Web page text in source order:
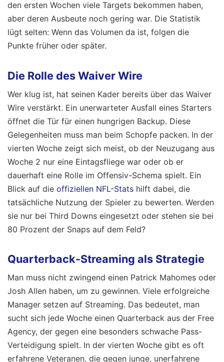
den ersten Wochen viele Targets bekommen haben,
aber deren Ausbeute noch gering war. Die Statistik
lügt selten: Wenn das Volumen da ist, folgen die
Punkte früher oder später.
Die Rolle des Waiver Wire
Wer klug ist, hat seinen Kader bereits über das Waiver
Wire verstärkt. Ein unerwarteter Ausfall eines Starters
öffnet die Tür für einen hungrigen Backup. Diese
Gelegenheiten muss man beim Schopfe packen. In der
vierten Woche zeigt sich meist, ob der Neuzugang aus
Woche 2 nur eine Eintagsfliege war oder ob er
dauerhaft eine Rolle im Offensiv-Schema spielt. Ein
Blick auf die offiziellen NFL-Stats hilft dabei, die
tatsächliche Nutzung der Spieler zu bewerten. Werden
sie nur bei Third Downs eingesetzt oder stehen sie bei
80 Prozent der Snaps auf dem Feld?
Quarterback-Streaming als Strategie
Man muss nicht zwingend einen Patrick Mahomes oder
Josh Allen haben, um zu gewinnen. Viele erfolgreiche
Manager setzen auf Streaming. Das bedeutet, man
sucht sich jede Woche einen Quarterback aus der Free
Agency, der gegen eine besonders schwache Pass-
Verteidigung spielt. In der vierten Woche gibt es oft
erfahrene Veteranen, die gegen junge, unerfahrene